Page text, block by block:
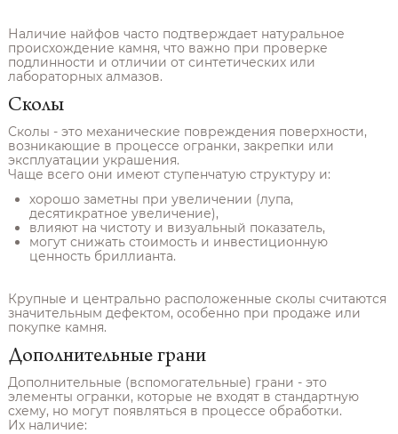
Наличие найфов часто подтверждает натуральное
происхождение камня, что важно при проверке
подлинности и отличии от синтетических или
лабораторных алмазов.
Сколы
Сколы - это механические повреждения поверхности,
возникающие в процессе огранки, закрепки или
эксплуатации украшения.
Чаще всего они имеют ступенчатую структуру и:
хорошо заметны при увеличении (лупа,
десятикратное увеличение),
влияют на чистоту и визуальный показатель,
могут снижать стоимость и инвестиционную
ценность бриллианта.
Крупные и центрально расположенные сколы считаются
значительным дефектом, особенно при продаже или
покупке камня.
Дополнительные грани
Дополнительные (вспомогательные) грани - это
элементы огранки, которые не входят в стандартную
схему, но могут появляться в процессе обработки.
Их наличие: